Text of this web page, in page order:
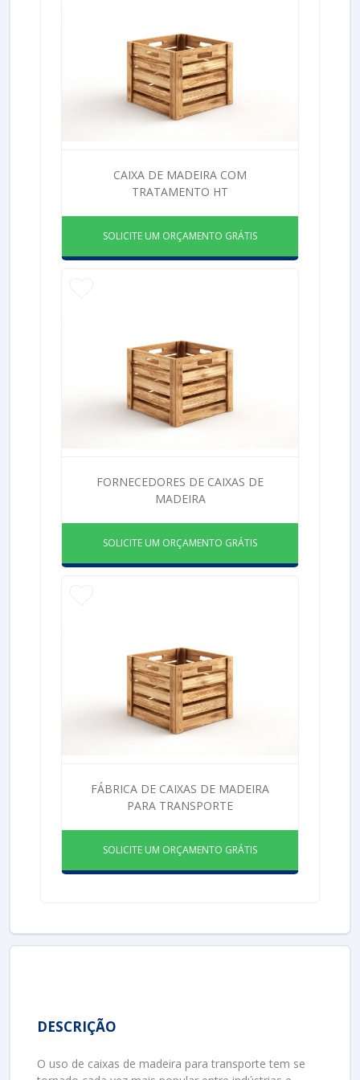
CAIXA DE MADEIRA COM
TRATAMENTO HT
SOLICITE UM ORÇAMENTO GRÁTIS
FORNECEDORES DE CAIXAS DE
MADEIRA
SOLICITE UM ORÇAMENTO GRÁTIS
FÁBRICA DE CAIXAS DE MADEIRA
PARA TRANSPORTE
SOLICITE UM ORÇAMENTO GRÁTIS
DESCRIÇÃO
O uso de caixas de madeira para transporte tem se